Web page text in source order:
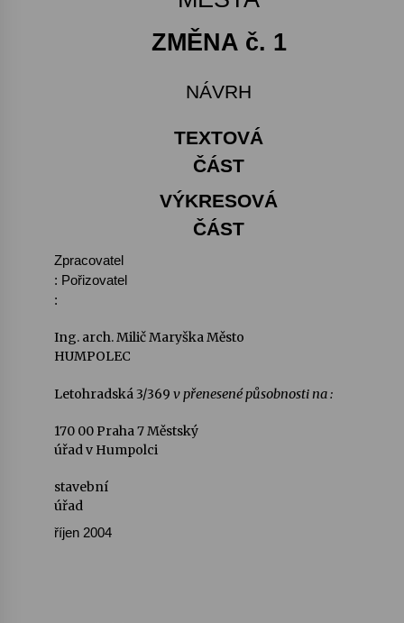
Letní koncerty ve Stromovce: Kolchoz a
Jenakaši
23. 7. 2026
Letní koncerty ve Stromovce: Rufus Miller
Vysočinka
14. 7. 2026
Za kulturou kousek za Humpolec. V Želivě ožije
ZMĚNA č. 1
NÁVRH
TEXTOVÁ
ČÁST
VÝKRESOVÁ
ČÁST
Zpracovatel
: Pořizovatel
:
Ing. arch. Milič Maryška Město
HUMPOLEC
Letohradská 3/369 v přenesené působnosti na :
170 00 Praha 7 Městský
úřad v Humpolci
stavební
úřad
říjen 2004